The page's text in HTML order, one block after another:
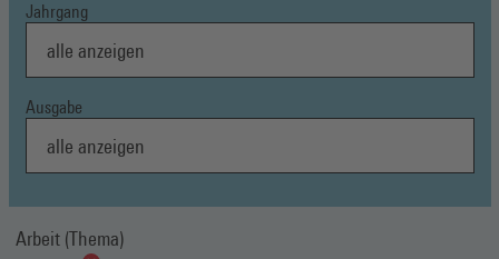
Jahrgang
Ausgabe
Arbeit (Thema)